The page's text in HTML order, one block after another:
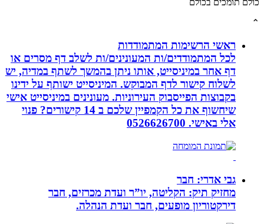
ראשי הרשימות המתמודדות
לכל המתמודדים/ות המעונינים/ות לשלב דף מסרים או
דף אחר במיניסייט, אותו ניתן בהמשך לשתף במדיה, יש
לשלוח קישור לדף המבוקש. המיניסייט ישותף על ידינו
בקבוצות הפייסבוק העירוניות. מעונינים במיניסייט אישי
שיחשוף את כל הקמפיין שלכם ב 14 קישורים? פנוי
אלי באישי. 0526626700
גבי אדרי: חבר
מחזיק תיק: הקליטה, יו”ר ועדת מכרזים, חבר
דירקטוריון מופעים, חבר ועדת הנהלה.